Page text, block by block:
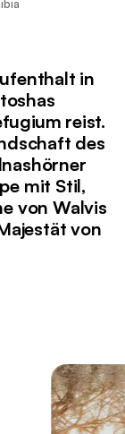
in
reist.
des
mit Stil,
von Walvis
von